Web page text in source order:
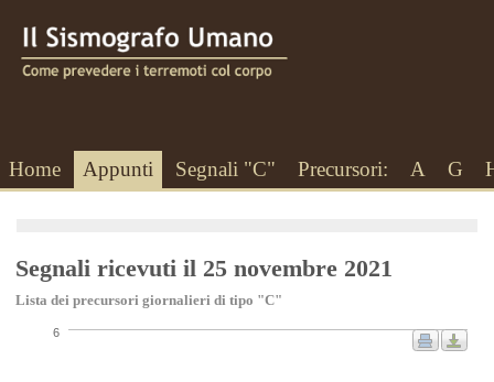
Home Appunti Segnali "C" Precursori: A G
Segnali ricevuti il 25 novembre 2021
Lista dei precursori giornalieri di tipo "C"
6